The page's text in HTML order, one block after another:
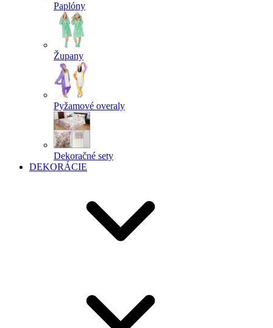
Paplóny
Župany
Pyžamové overaly
Dekoračné sety
DEKORÁCIE